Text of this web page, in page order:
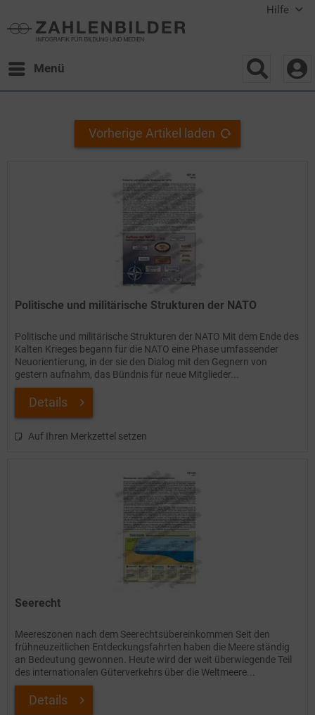
Hilfe
Menü
Vorherige Artikel laden
Politische und militärische Strukturen der NATO
Politische und militärische Strukturen der NATO Mit dem Ende des
Kalten Krieges begann für die NATO eine Phase umfassender
Neuorientierung, in der sie den Dialog mit den Gegnern von
gestern aufnahm, das Bündnis für neue Mitglieder...
Details
Auf Ihren Merkzettel setzen
Seerecht
Meereszonen nach dem Seerechtsübereinkommen Seit den
frühneuzeitlichen Entdeckungsfahrten haben die Meere ständig
an Bedeutung gewonnen. Heute wird der weit überwiegende Teil
des internationalen Güterverkehrs über die Weltmeere...
Details